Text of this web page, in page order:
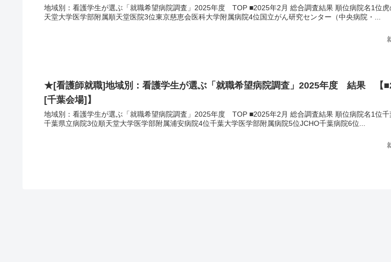
地域別：看護学生が選ぶ「就職希望病院調査」2025年度 TOP ■2025年2月 総合調査結果 順位病院名1位虎の門病院2位順
天堂大学医学部附属順天堂医院3位東京慈恵会医科大学附属病院4位国立がん研究センター（中央病院・...
★[看護師就職]地域別：看護学生が選ぶ「就職希望病院調査」2025年度 結果 【
[千葉会場]】
地域別：看護学生が選ぶ「就職希望病院調査」2025年度 TOP ■2025年2月 総合調査結果 順位病院名1位千葉市立病院2位
千葉県立病院3位順天堂大学医学部附属浦安病院4位千葉大学医学部附属病院5位JCHO千葉病院6位...